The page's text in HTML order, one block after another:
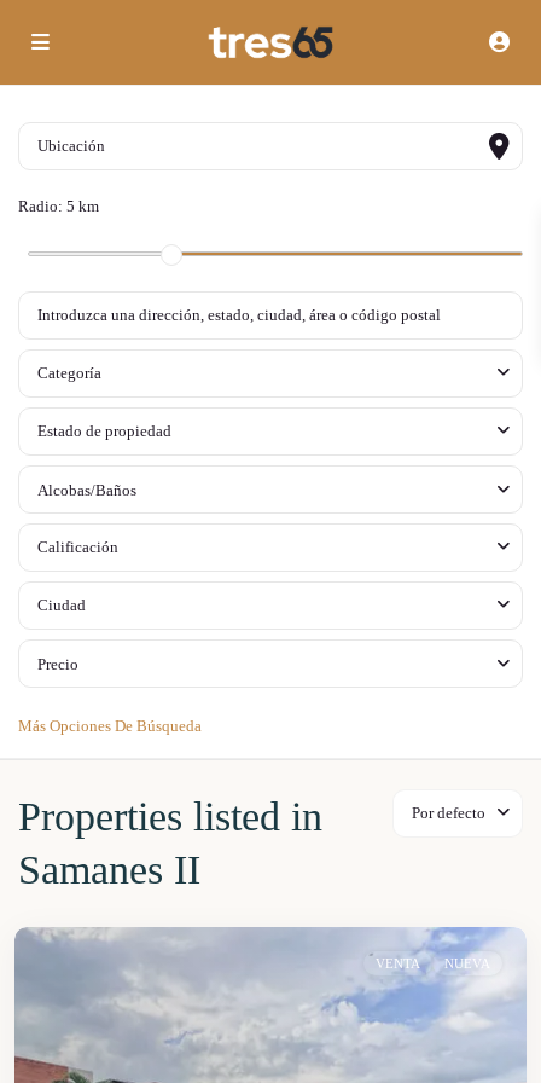
Radio: 5 km
Categoría
Estado de propiedad
Alcobas/Baños
Calificación
Ciudad
Precio
Más Opciones De Búsqueda
Por defecto
Properties listed in
Samanes II
VENTA NUEVA